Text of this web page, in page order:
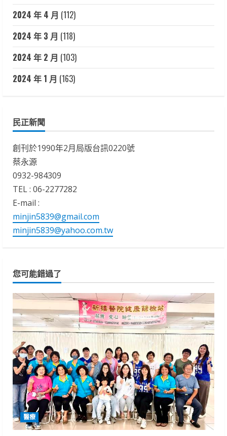
2024 年 4 月 (112)
2024 年 3 月 (118)
2024 年 2 月 (103)
2024 年 1 月 (163)
民正新聞
創刊於1990年2月局版台訊0220號
蔡永源
0932-984309
TEL : 06-2277282
E-mail :
minjin5839@gmail.com
minjin5839@yahoo.com.tw
您可能錯過了
醫療